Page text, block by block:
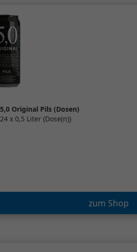
5,0 Original Pils (Dosen)
24 x 0,5 Liter (Dose(n))
zum Shop